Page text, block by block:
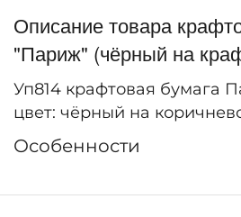
Описание товара
"Париж" (чёрный на
Уп814 крафтовая бумага
цвет: чёрный на
Особенности